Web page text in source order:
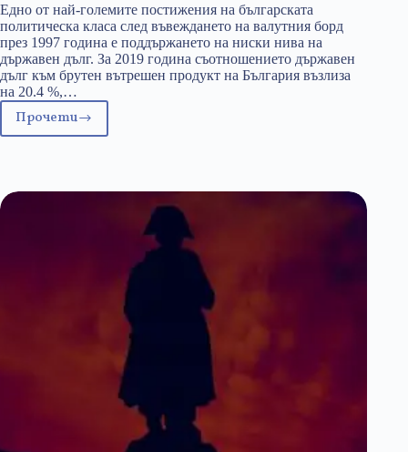
Едно от най-големите постижения на българската
политическа класа след въвеждането на валутния борд
през 1997 година е поддържането на ниски нива на
държавен дълг. За 2019 година съотношението държавен
дълг към брутен вътрешен продукт на България възлиза
на 20.4 %,…
ПрочетиДанъците